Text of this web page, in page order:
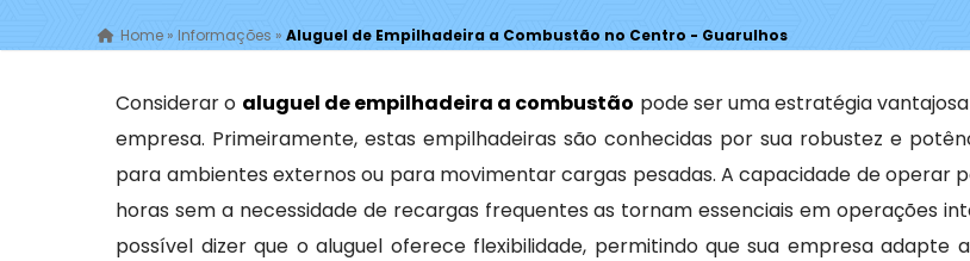
Home »Informações »Aluguel de Empilhadeira a Combustão no Centro - Guarulhos
Considerar o aluguel de empilhadeira a combustão pode ser uma estratégia
empresa. Primeiramente, estas empilhadeiras são conhecidas por sua robustez e
para ambientes externos ou para movimentar cargas pesadas. A capacidade de operar
horas sem a necessidade de recargas frequentes as tornam essenciais em operações
possível dizer que o aluguel oferece flexibilidade, permitindo que sua empresa adapte